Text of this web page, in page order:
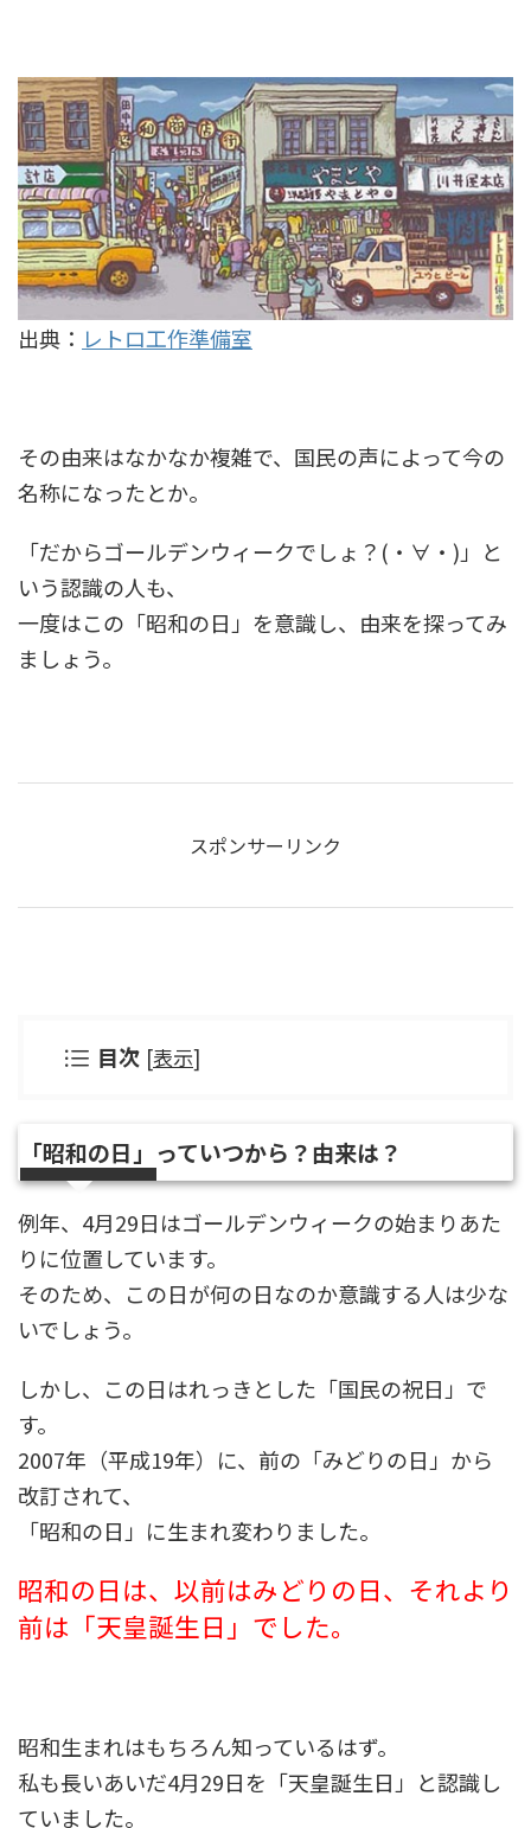
出典： レトロ工作準備室
その由来はなかなか複雑で、国民の声によって今の
名称になったとか。
「だからゴールデンウィークでしょ？(・∀・)」と
いう認識の人も、
一度はこの「昭和の日」を意識し、由来を探ってみ
ましょう。
スポンサーリンク
目次 [表示]
「昭和の日」っていつから？由来は？
例年、4月29日はゴールデンウィークの始まりあた
りに位置しています。
そのため、この日が何の日なのか意識する人は少な
いでしょう。
しかし、この日はれっきとした「国民の祝日」で
す。
2007年（平成19年）に、前の「みどりの日」から
改訂されて、
「昭和の日」に生まれ変わりました。
昭和の日は、以前はみどりの日、それより
前は「天皇誕生日」でした。
昭和生まれはもちろん知っているはず。
私も長いあいだ4月29日を「天皇誕生日」と認識し
ていました。